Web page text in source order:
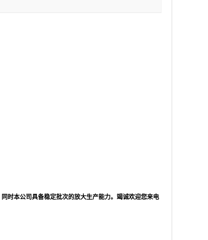
时本公司具备稳定批次的放大生产能力。竭诚欢迎您来电